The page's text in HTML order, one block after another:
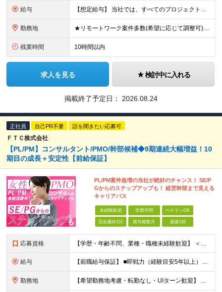
給与 【想定給与】 当社では、すべてのプロジェクトで受注単価を完全開示。 給与はその単価に連動し、還元率は80％以上を保証しています。 経験・スキル・貢献度に応じて報酬を正当に評価し、前職年収の
勤務地 ★リモートワーク案件多数(希望に応じて調整可) ★勤務地は希望を考慮します ★転勤はありません ★U・Iターンも歓迎です！ 関西エリア(大阪・兵庫・京都・滋賀・奈良・和歌山)の取引先、または本社での
残業時間 10時間以内
求人を見る 検討中に入れる
掲載終了予定日： 2026.08.24
正社員 自己PR不要 話を聞きたい応募可
ＦＴＣ株式会社
【PL/PM】コンサルタント/PMO/幹部候補◆9期連続大幅増益！10
期目の成長＋安定性【前給保証】
PL/PM案件急増の当社が絶好のチャンス！ SE/P
Gからのステップアップも！ 経営幹部まで見える
キャリアパス
未経験歓迎 学歴不問 ベテランOK
完全週休2日 賞与複数月 面接1回
応募資格 【学歴・年齢不問、業種・職種未経験歓迎】 ＜下記は尚歓迎＞ ■SE・PG経験がありキャリアアップしたい方 ■PL・PMの実務経験がある方 ★入社前面談・アンケートあり 入社前アンケートによりキャリア
給与 【前職給与保証】 ■即戦力（経験目安5年以上）： 月給45万円～80万円 ■経験者（経験目安3年以上）： 月給40万円～60万円 ■ローキャリア（経験目安1年程度）： 月給35万円～40万円 ■未経験
勤務地 【希望勤務地考慮・転勤なし・UIターン歓迎】 本社（東京都新宿区大京町）および首都圏の勤務先 ★リモートワーク応相談 ★上京を希望する地方在住者の方も大歓迎！ ★横浜に営業拠点開設 神奈川県内や神